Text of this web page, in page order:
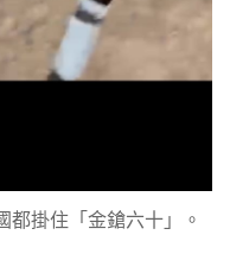
都掛住「金鎗六十」。